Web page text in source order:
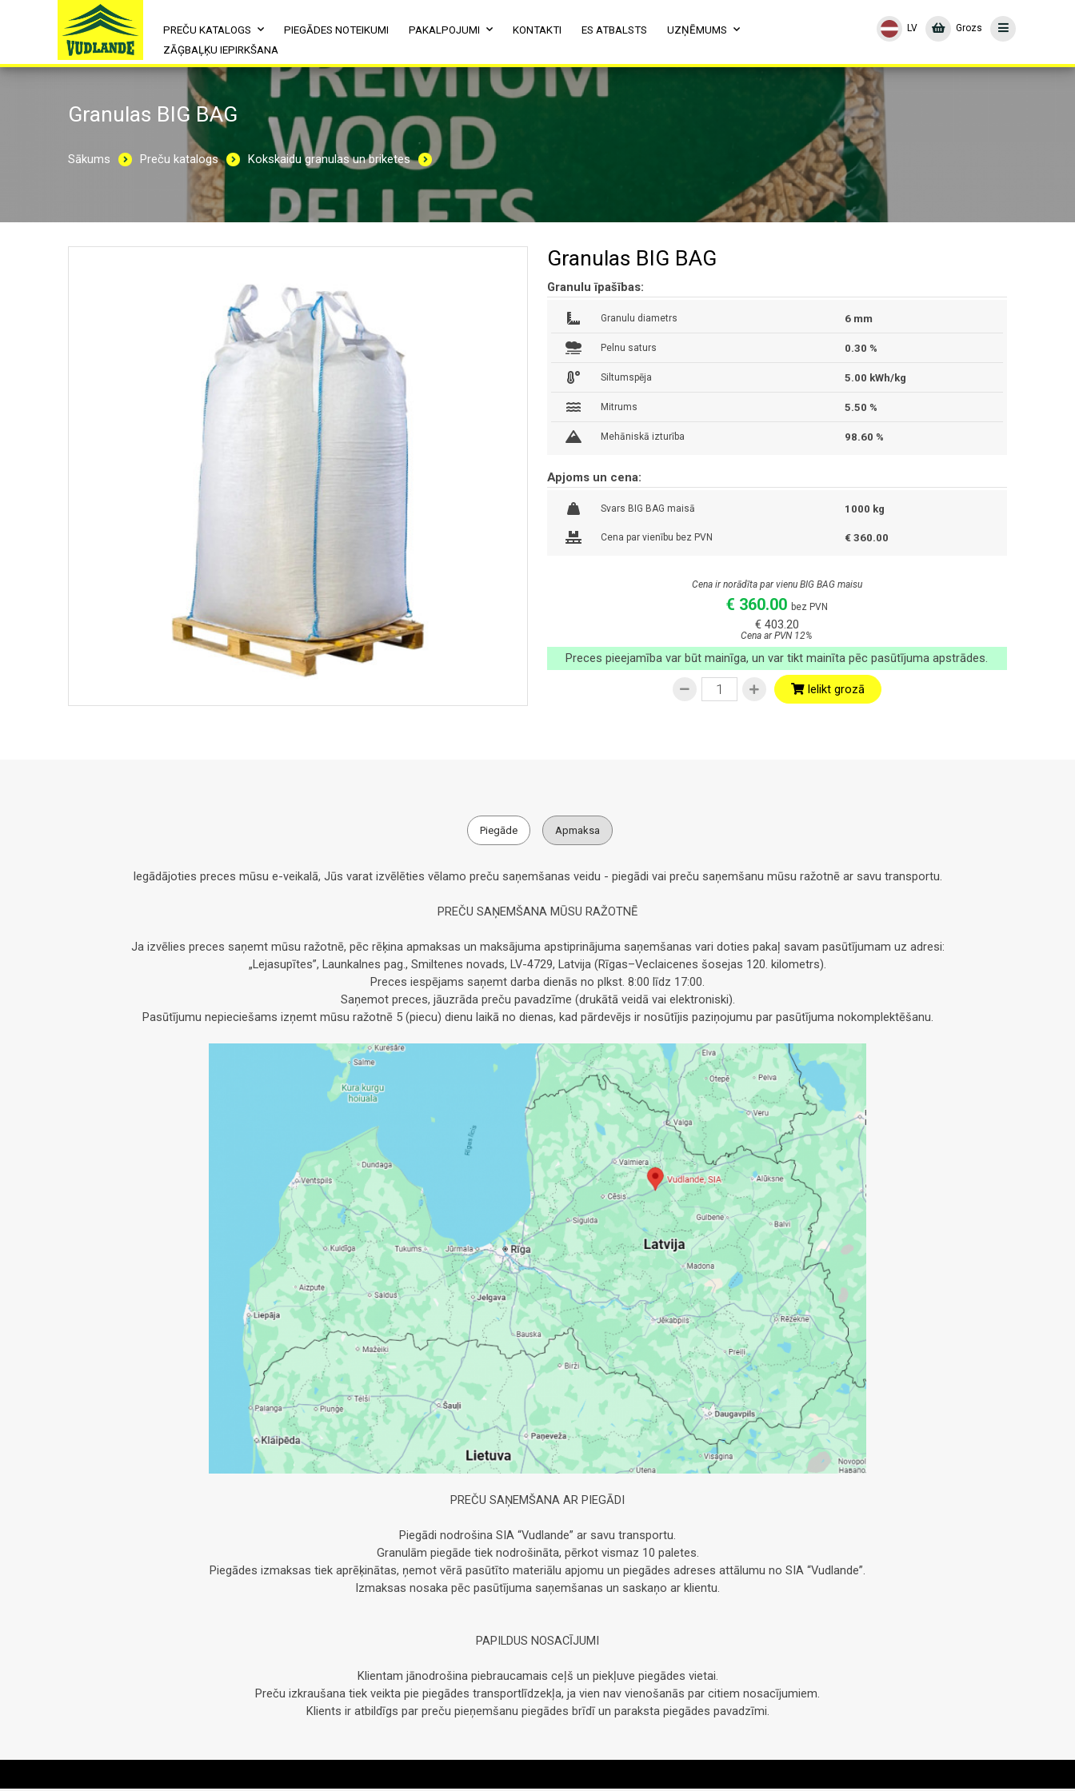
PREČU KATALOGS PIEGĀDES NOTEIKUMI PAKALPOJUMI KONTAKTI ES ATBALSTS
UZŅĒMUMS
ZĀĢBAĻĶU IEPIRKŠANA
Grozs
LV
Granulas BIG BAG
Sākums Preču katalogs Kokskaidu granulas un briketes
Granulas BIG BAG
Granulu īpašības:
Granulu diametrs 6 mm
Pelnu saturs 0.30 %
Siltumspēja 5.00 kWh/kg
Mitrums 5.50 %
Mehāniskā izturība 98.60 %
Apjoms un cena:
Svars BIG BAG maisā 1000 kg
Cena par vienību bez PVN € 360.00
Cena ir norādīta par vienu BIG BAG maisu
€ 360.00 bez PVN
€ 403.20
Cena ar PVN 12%
Preces pieejamība var būt mainīga, un var tikt mainīta pēc pasūtījuma apstrādes.
Ielikt grozā
Piegāde Apmaksa
Iegādājoties preces mūsu e-veikalā, Jūs varat izvēlēties vēlamo preču saņemšanas veidu - piegādi vai preču saņemšanu mūsu ražotnē ar savu transportu.
PREČU SAŅEMŠANA MŪSU RAŽOTNĒ
Ja izvēlies preces saņemt mūsu ražotnē, pēc rēķina apmaksas un maksājuma apstiprinājuma saņemšanas vari doties pakaļ savam pasūtījumam uz adresi:
„Lejasupītes”, Launkalnes pag., Smiltenes novads, LV-4729, Latvija (Rīgas–Veclaicenes šosejas 120. kilometrs).
Preces iespējams saņemt darba dienās no plkst. 8:00 līdz 17:00.
Saņemot preces, jāuzrāda preču pavadzīme (drukātā veidā vai elektroniski).
Pasūtījumu nepieciešams izņemt mūsu ražotnē 5 (piecu) dienu laikā no dienas, kad pārdevējs ir nosūtījis paziņojumu par pasūtījuma nokomplektēšanu.
PREČU SAŅEMŠANA AR PIEGĀDI
Piegādi nodrošina SIA “Vudlande” ar savu transportu.
Granulām piegāde tiek nodrošināta, pērkot vismaz 10 paletes.
Piegādes izmaksas tiek aprēķinātas, ņemot vērā pasūtīto materiālu apjomu un piegādes adreses attālumu no SIA “Vudlande”.
Izmaksas nosaka pēc pasūtījuma saņemšanas un saskaņo ar klientu.
PAPILDUS NOSACĪJUMI
Klientam jānodrošina piebraucamais ceļš un piekļuve piegādes vietai.
Preču izkraušana tiek veikta pie piegādes transportlīdzekļa, ja vien nav vienošanās par citiem nosacījumiem.
Klients ir atbildīgs par preču pieņemšanu piegādes brīdī un paraksta piegādes pavadzīmi.